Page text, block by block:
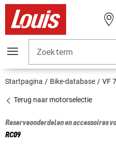
Zoekterm
Startpagina Bike-database VF
Terug naar motorselectie
Reserveonderdelen en accessoires
RC09